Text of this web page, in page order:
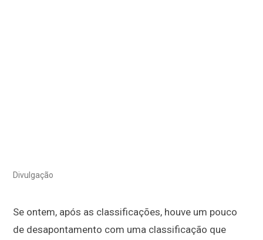
Divulgação
Se ontem, após as classificações, houve um pouco
de desapontamento com uma classificação que